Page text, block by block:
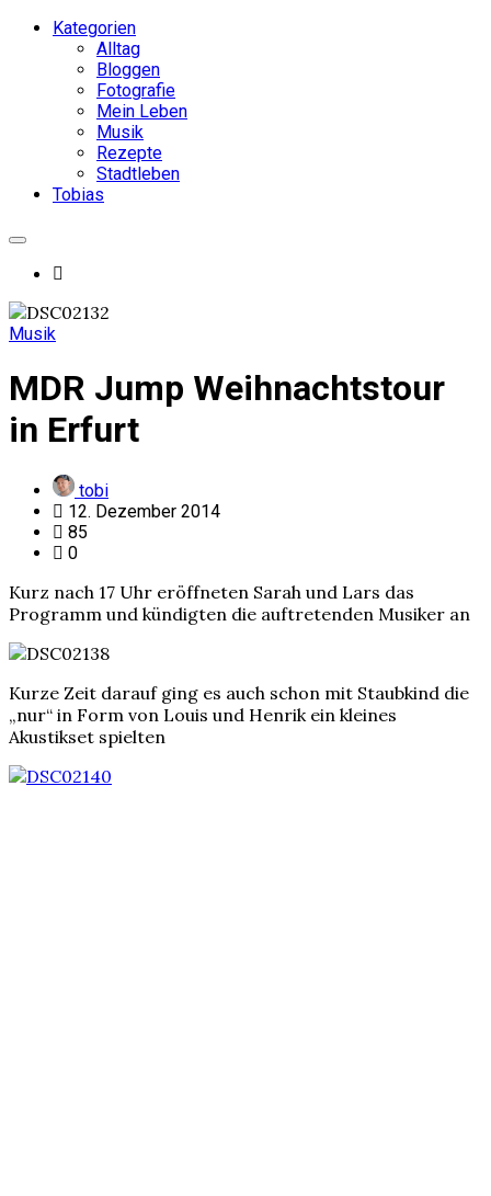
Kategorien
Alltag
Bloggen
Fotografie
Mein Leben
Musik
Rezepte
Stadtleben
Tobias
Musik
MDR Jump Weihnachtstour
in Erfurt
tobi
12. Dezember 2014
85
0
Kurz nach 17 Uhr eröffneten Sarah und Lars das
Programm und kündigten die auftretenden Musiker an
Kurze Zeit darauf ging es auch schon mit Staubkind die
„nur“ in Form von Louis und Henrik ein kleines
Akustikset spielten